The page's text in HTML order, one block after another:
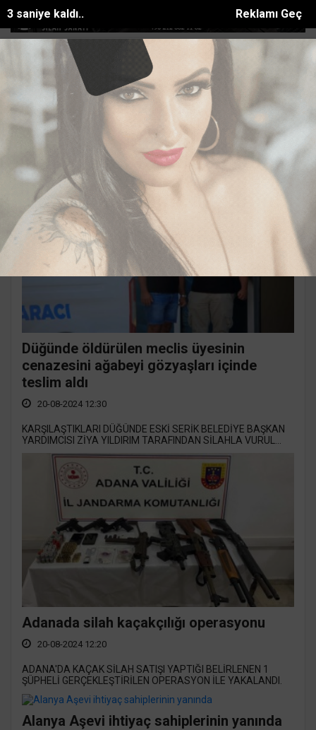
Reklamı Geç
2 saniye kaldı..
SON DAKİKA:
dükkanında esrarengiz olay: İş ye... Konut dokunulmazlığını ihlal
Ali CEREN Haberleri
Düğünde öldürülen meclis üyesinin
cenazesini ağabeyi gözyaşları içinde
teslim aldı
20-08-2024 12:30
KARŞILAŞTIKLARI DÜĞÜNDE ESKİ SERİK BELEDİYE BAŞKAN
YARDIMCISI ZİYA YILDIRIM TARAFINDAN SİLAHLA VURUL...
Adanada silah kaçakçılığı operasyonu
20-08-2024 12:20
ADANA'DA KAÇAK SİLAH SATIŞI YAPTIĞI BELİRLENEN 1
ŞÜPHELİ GERÇEKLEŞTİRİLEN OPERASYON İLE YAKALANDI.
Alanya Aşevi ihtiyaç sahiplerinin yanında